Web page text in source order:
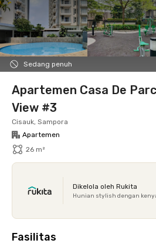
Sedang penuh
11 Agt 26 - Belum tahu
Foto Fasilitas bersama
Apartemen Casa De
View #3
Cisauk, Sampora
Apartemen
26 m²
Dikelola oleh Rukita
Hunian stylish dengan
Fasilitas